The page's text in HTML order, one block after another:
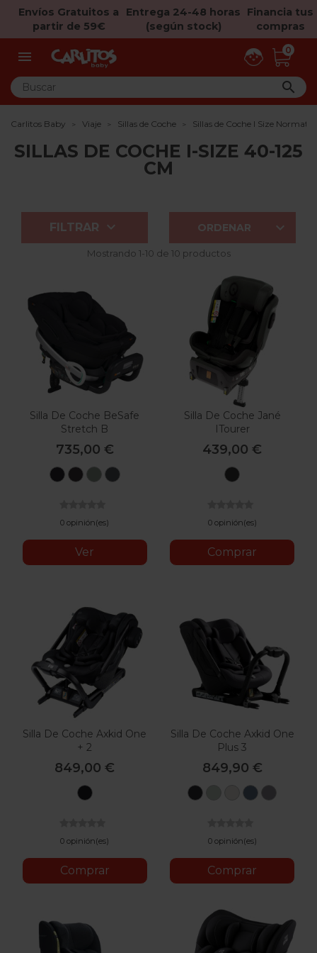
Envíos Gratuitos a
partir de 59€
Entrega 24-48 horas
(según stock)
Financia tus
compras
 0

Carlitos Baby Viaje Sillas de Coche Sillas de Coche I Size
SILLAS DE COCHE I-SIZE 40-125
CM
ORDENAR 
FILTRAR 
Mostrando 1-10 de 10 productos
Silla De Coche BeSafe
Stretch B
735,00 €
BlackMetallic
SeaAnthracite
0 opinión(es)
Ver
Silla De Coche Jané
ITourer
439,00 €
0 opinión(es)
Comprar
Silla De Coche Axkid One
+ 2
849,00 €
Tar
0 opinión(es)
Comprar
Silla De Coche Axkid One
Plus 3
849,90 €
CoastalNordicBeachgrass
Glacier
0 opinión(es)
Comprar